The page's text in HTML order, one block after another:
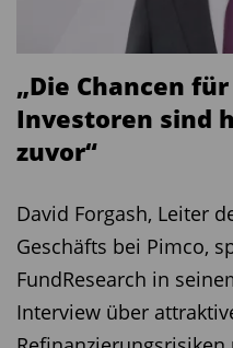
„Die Chancen
Investoren sind
zuvor“
David Forgash, Leiter
Geschäfts bei Pimco,
FundResearch in
Interview über